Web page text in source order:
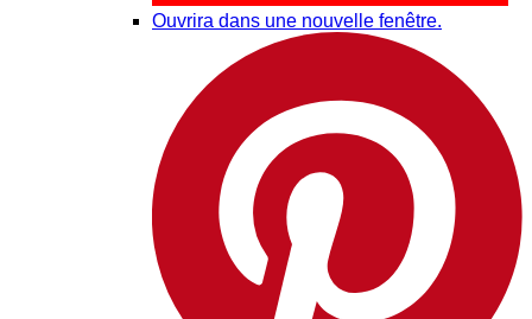
Ouvrira dans une nouvelle fenêtre.